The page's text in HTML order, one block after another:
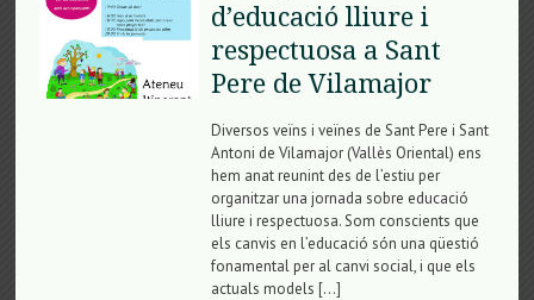
d’educació lliure i
respectuosa a Sant
Pere de Vilamajor
Diversos veïns i veïnes de Sant Pere i Sant
Antoni de Vilamajor (Vallès Oriental) ens
hem anat reunint des de l’estiu per
organitzar una jornada sobre educació
lliure i respectuosa. Som conscients que
els canvis en l’educació són una qüestió
fonamental per al canvi social, i que els
actuals models […]